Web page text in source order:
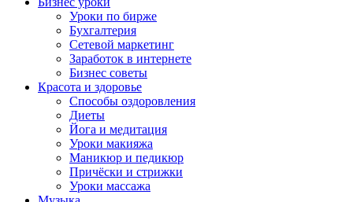
Уроки по бирже
Бухгалтерия
Сетевой маркетинг
Заработок в интернете
Бизнес советы
Красота и здоровье
Способы оздоровления
Диеты
Йога и медитация
Уроки макияжа
Маникюр и педикюр
Причёски и стрижки
Уроки массажа